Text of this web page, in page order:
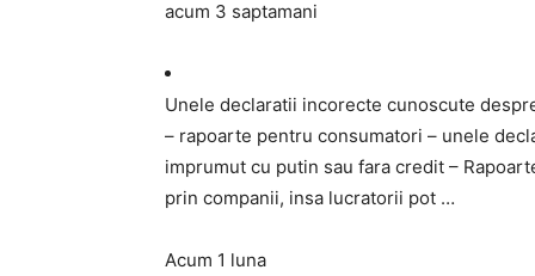
acum 3 saptamani
Unele declaratii incorecte cunoscute
– rapoarte pentru consumatori – unele
imprumut cu putin sau fara credit –
prin companii, insa lucratorii pot …
Acum 1 luna